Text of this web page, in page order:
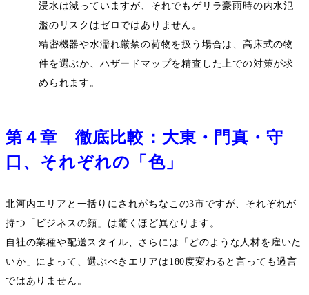
浸水は減っていますが、それでもゲリラ豪雨時の内水氾
濫のリスクはゼロではありません。
精密機器や水濡れ厳禁の荷物を扱う場合は、高床式の物
件を選ぶか、ハザードマップを精査した上での対策が求
められます。
第４章 徹底比較：大東・門真・守
口、それぞれの「色」
北河内エリアと一括りにされがちなこの3市ですが、それぞれが
持つ「ビジネスの顔」は驚くほど異なります。
自社の業種や配送スタイル、さらには「どのような人材を雇いた
いか」によって、選ぶべきエリアは 180度変わると言っても過言
ではありません。